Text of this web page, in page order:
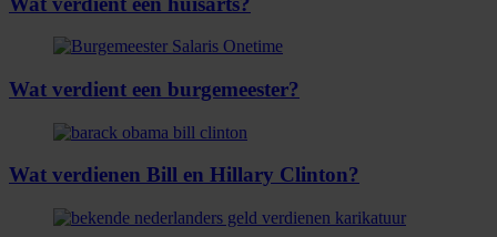
Wat verdient een burgemeester?
Wat verdienen Bill en Hillary Clinton?